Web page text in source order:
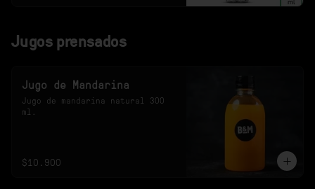
Jugos prensados
Jugo de Mandarina
Jugo de mandarina natural 300
ml.
$10.900